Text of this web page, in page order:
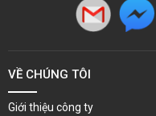
VỀ CHÚNG TÔI
Giới thiệu công ty